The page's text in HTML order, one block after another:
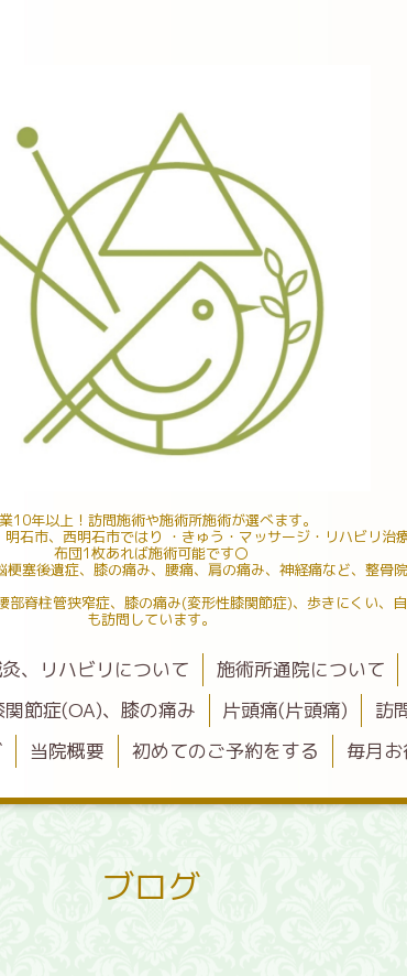
10年以上！訪問施術や施術所施術が選べます。
石市、西明石市ではり ・きゅう・マッサージ・リハビリ治
布団1枚あれば施術可能です〇
塞後遺症、膝の痛み、腰痛、肩の痛み、神経痛など、整骨
脊柱管狭窄症、膝の痛み(変形性膝関節症)、歩きにくい、
も訪問しています。
、リハビリについて 施術所通院について
関節症(OA)、膝の痛み 片頭痛(片頭痛)
訪
当院概要 初めてのご予約をする 毎月
ブログ